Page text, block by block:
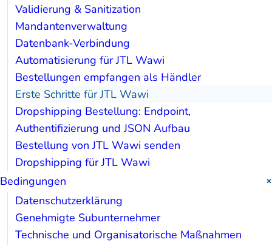
Validierung & Sanitization
Mandantenverwaltung
Datenbank-Verbindung
Automatisierung für JTL Wawi
Bestellungen empfangen als Händler
Erste Schritte für JTL Wawi
Dropshipping Bestellung: Endpoint,
Authentifizierung und JSON Aufbau
Bestellung von JTL Wawi senden
Dropshipping für JTL Wawi
Bedingungen
Datenschutzerklärung
Genehmigte Subunternehmer
Technische und Organisatorische Maßnahmen